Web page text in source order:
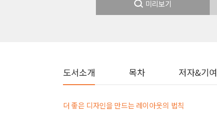
미리보기
도서소개 목차 저자&기
더 좋은 디자인을 만드는 레이아웃의 법칙